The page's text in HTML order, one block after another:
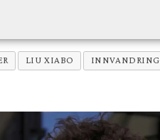
LIU XIABO INNVANDRING